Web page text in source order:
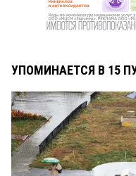
УПОМИНАЕТСЯ В 15